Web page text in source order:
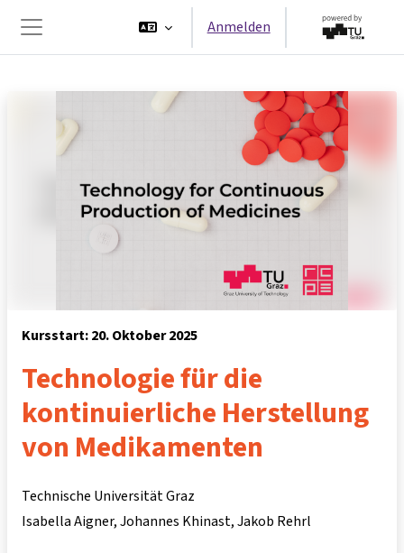
Website-Übersicht
Anmelden
Kursstart: 20. Oktober 2025
Technologie für die
kontinuierliche Herstellung
von Medikamenten
Technische Universität Graz
Isabella Aigner Johannes Khinast Jakob Rehrl